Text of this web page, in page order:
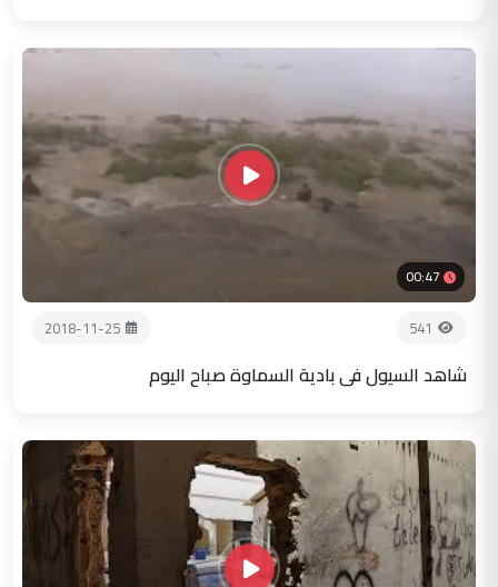
00:47
541
2018-11-25
شاهد السيول في بادية السماوة صباح اليوم